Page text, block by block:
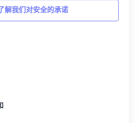
解我们对安全的承诺